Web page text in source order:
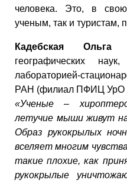
человека. Это, в
ученым, так и
Кадебская Ольга
географических
лабораторией-
РАН (филиал ПФИЦ УрО
«Ученые –
летучие мыши живут
Образ рукокрылых
вселяет многим
такие плохие, как
рукокрылые